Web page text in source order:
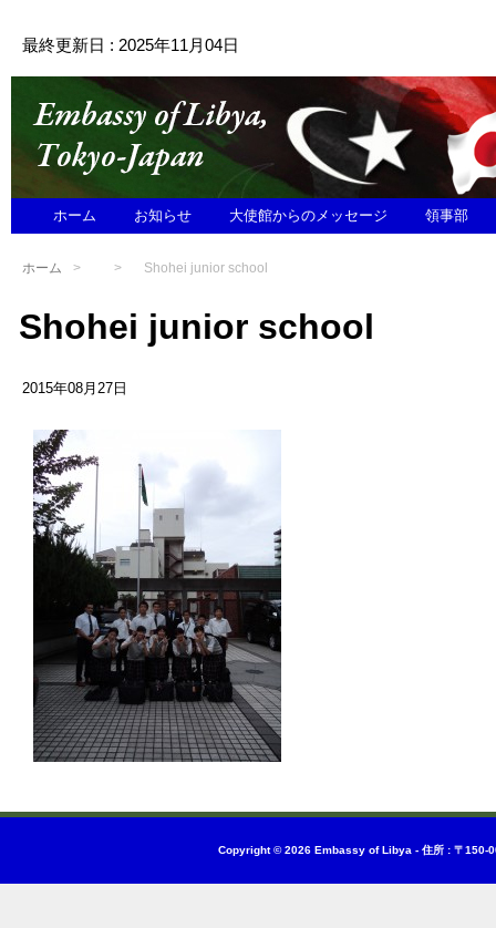
最終更新日 : 2025年11月04日
ホーム お知らせ 大使館からのメッセージ 領事部
ホーム Shohei junior school
Shohei junior school
2015年08月27日
Copyright © 2026Embassy of Libya -住所 : 〒150-